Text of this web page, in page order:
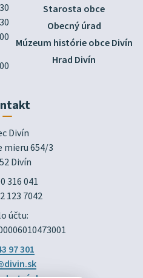
Starosta obce
Obecný úrad
Múzeum histórie obce Divín
Hrad Divín
Divín
mieru 654/3
Divín
316 041
123 7042
účtu:
97 301